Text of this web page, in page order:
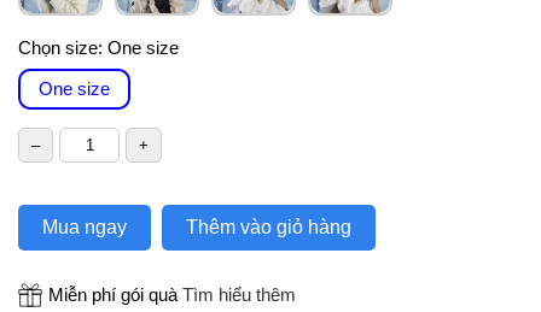
Chọn size: One size
One size
Mua ngay Thêm vào giỏ hàng
Miễn phí gói quà Tìm hiểu thêm